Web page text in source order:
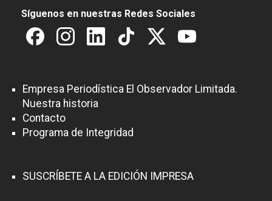
Síguenos en nuestras Redes Sociales
Empresa Periodística El Observador Limitada.
Nuestra historia
Contacto
Programa de Integridad
SUSCRÍBETE A LA EDICIÓN IMPRESA